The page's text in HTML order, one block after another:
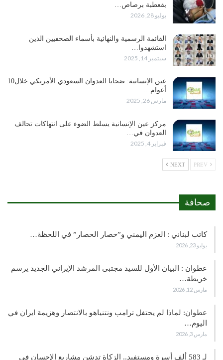
بقعطبة برصاص…
يوليو 28, 2026
القائمة الرسمية والنهائية بأسماء الصحفيين الذين
استشهدوا…
سبتمبر 14, 2025
عين الإنسانية: ضحايا العدوان السعودي الأمريكي خلال10
أعوام…
مارس 26, 2025
مركز عين الإنسانية يسلط الضوء على انتهاكات تحالف
العدوان في…
فبراير 4, 2025
NEXT
صحافة
كاتب لبناني : العزم اليمني و”حصار الحصار” في اللحظة…
يوليو 23, 2026
عطوان : البيان الأول للسيد مجتبى المرشد الإيراني الجديد يرسم
خريطة…
مارس 12, 2026
عطوان: لماذا لم يحتفل ترامب ونتنياهو بالانتصار وهزيمة ايران في
اليوم…
مارس 3, 2026
لـ 583 ألف أسرة ومستفيد.. الزكاة تدشن مشاريع الإحسان في